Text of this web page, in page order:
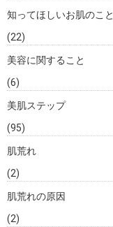
知ってほしいお肌のこと
(22)
美容に関すること
(6)
美肌ステップ
(95)
肌荒れ
(2)
肌荒れの原因
(2)